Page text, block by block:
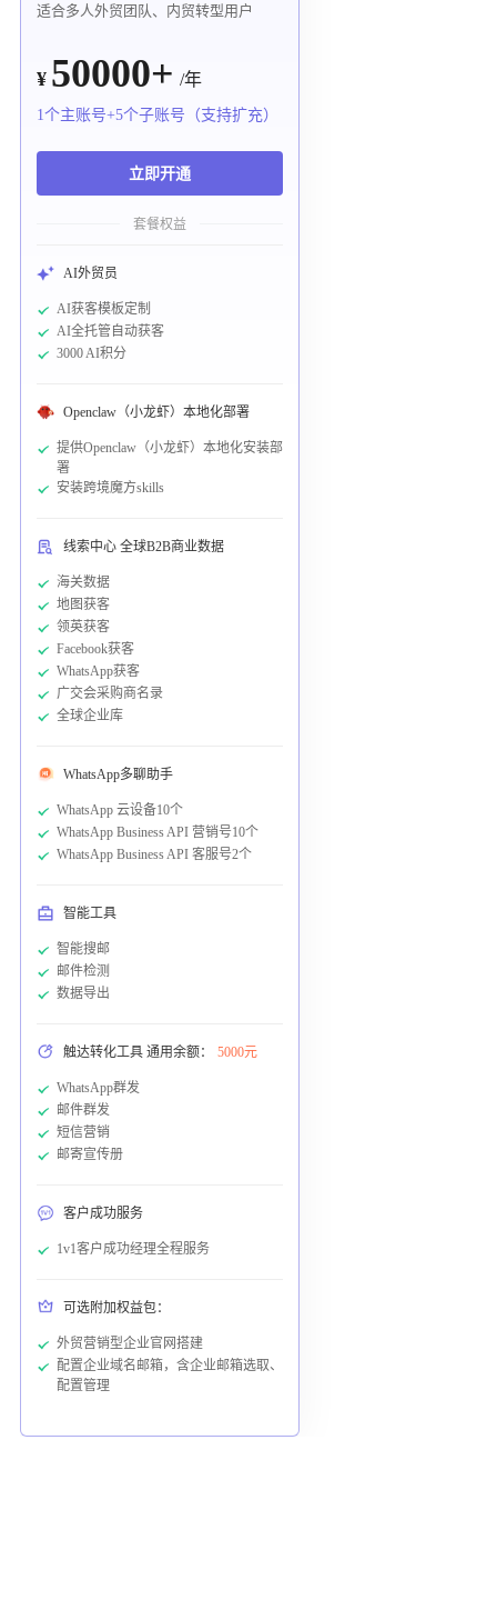
适合多人外贸团队、内贸转型用户
¥ 50000+ /年
1个主账号+5个子账号（支持扩充）
立即开通
套餐权益
AI外贸员
AI获客模板定制
AI全托管自动获客
3000 AI积分
Openclaw（小龙虾）本地化部署
提供Openclaw（小龙虾）本地化安装部
署
安装跨境魔方skills
线索中心 全球B2B商业数据
海关数据
地图获客
领英获客
Facebook获客
WhatsApp获客
广交会采购商名录
全球企业库
WhatsApp多聊助手
WhatsApp 云设备10个
WhatsApp Business API 营销号10个
WhatsApp Business API 客服号2个
智能工具
智能搜邮
邮件检测
数据导出
触达转化工具 通用余额： 5000元
WhatsApp群发
邮件群发
短信营销
邮寄宣传册
客户成功服务
1v1客户成功经理全程服务
可选附加权益包：
外贸营销型企业官网搭建
配置企业域名邮箱，含企业邮箱选取、
配置管理